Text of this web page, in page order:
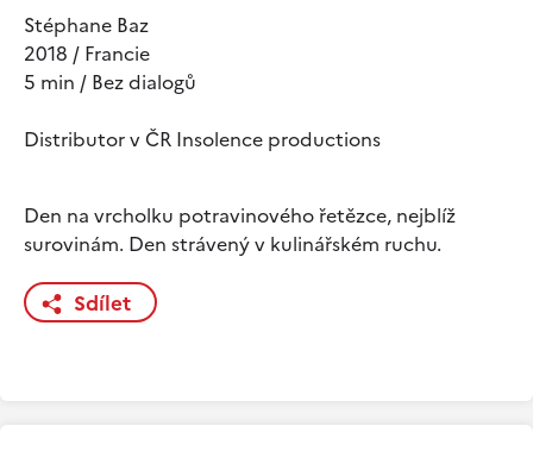
Stéphane Baz
2018 / Francie
5 min / Bez dialogů
Distributor v ČR Insolence productions
Den na vrcholku potravinového řetězce, nejblíž
surovinám. Den strávený v kulinářském ruchu.
Sdílet